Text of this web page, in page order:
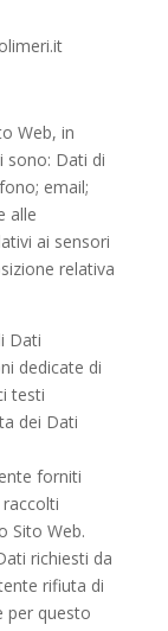
Web, in
Dati di
email;
alle
ai sensori
relativa
Dati
dedicate di
testi
dei Dati
forniti
Sito Web.
richiesti da
rifiuta di
per questo